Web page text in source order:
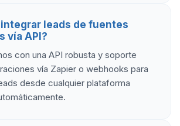
integrar leads de fuentes
vía API?
con una API robusta y soporte
vía Zapier o webhooks para
desde cualquier plataforma